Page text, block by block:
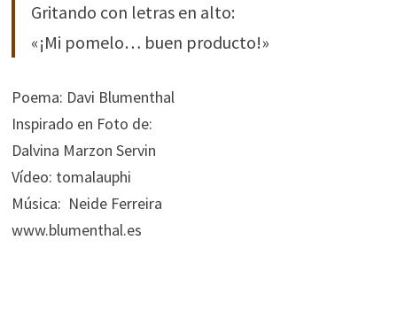
Gritando con letras en alto:
«¡Mi pomelo… buen producto!»
Poema: Davi Blumenthal
Inspirado en Foto de:
Dalvina Marzon Servin
Vídeo: tomalauphi
Música: Neide Ferreira
www.blumenthal.es